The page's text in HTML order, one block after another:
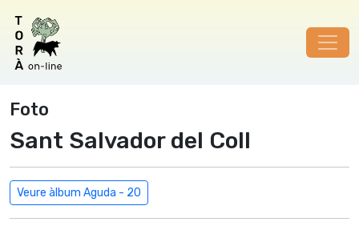
Foto
Sant Salvador del Coll
Veure àlbum Aguda - 20